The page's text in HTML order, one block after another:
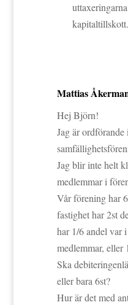
Mattias
Hej Björn!
Jag är ordförande
Jag blir inte helt
medlemmar i
Vår förening har
fastighet har 2st
har 1/6 andel var
medlemmar, eller
Ska
eller bara 6st?
Hur är det med